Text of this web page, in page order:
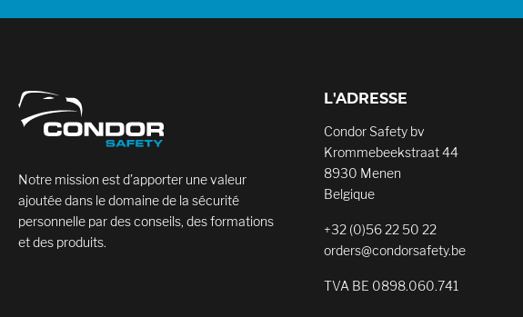
Notre mission est d’apporter une valeur
ajoutée dans le domaine de la sécurité
personnelle par des conseils, des formations
et des produits.
L'ADRESSE
Condor Safety bv
Krommebeekstraat 44
8930 Menen
Belgique
+32 (0)56 22 50 22
orders@condorsafety.be
TVA BE 0898.060.741